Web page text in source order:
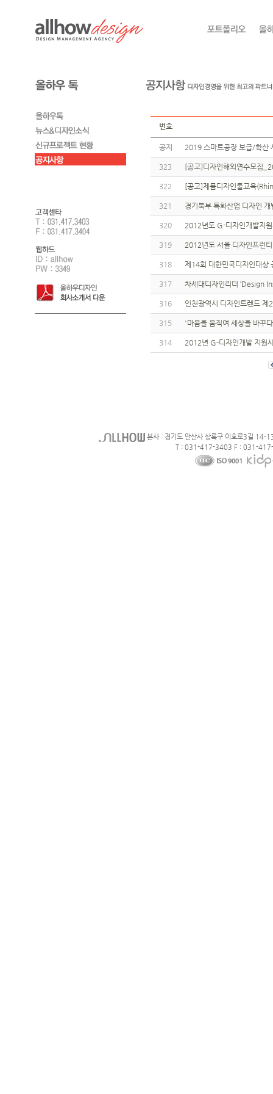
번호
공지 2019 스마트공장 보급/확
323 [공고]디자인해외연수모집
322 [공고]제품디자인툴교육
321 경기북부 특화산업 디자인
320 2012년도 G-디자인개발지
319 2012년도 서울 디자인프런
318 제14회 대한민국디자인대상
317 차세대디자인리더 ‘Design
316 인천광역시 디자인트렌드
315 '마음을 움직여 세상을 바꾸
314 2012년 G-디자인개발 지원
본사 : 경기도 안산사 상록구 이호로3길 14-
T : 031-417-3403 F : 031-